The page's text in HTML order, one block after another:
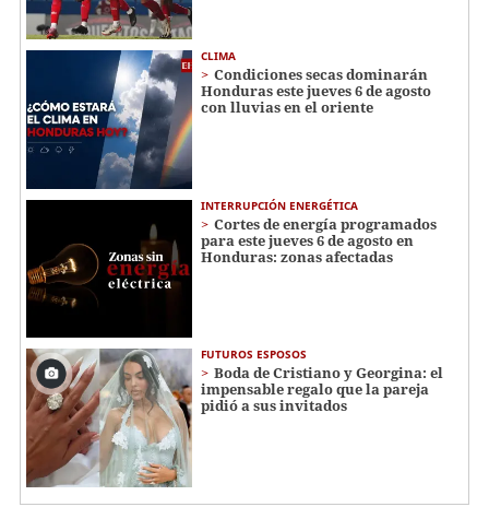
CLIMA
Condiciones secas dominarán
Honduras este jueves 6 de agosto
con lluvias en el oriente
INTERRUPCIÓN ENERGÉTICA
Cortes de energía programados
para este jueves 6 de agosto en
Honduras: zonas afectadas
FUTUROS ESPOSOS
Boda de Cristiano y Georgina: el
impensable regalo que la pareja
pidió a sus invitados